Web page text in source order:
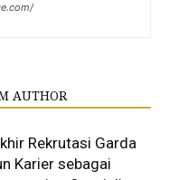
AUTHOR
Rekrutasi Garda
Karier sebagai